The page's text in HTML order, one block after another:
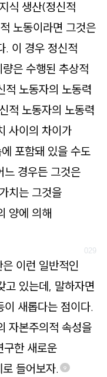
식 생산(정신적
노동이라면 그것은
. 이 경우 정신적
은 수행된 추상적
적 노동자의 노동력
적 노동자의 노동력
사이의 차이가
포함돼 있을 수도
느 경우든 그것은
치는 그것을
양에 의해
이런 일반적인
고 있는데, 말하자면
새롭다는 점이다.
자본주의적 속성을
구한 새로운
들어보자.
9